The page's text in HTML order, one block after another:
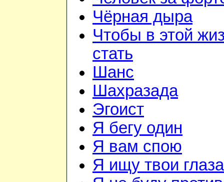
Чёрная дыра
Чтобы в этой
стать
Шанс
Шахразада
Эгоист
Я бегу один
Я вам спою
Я ищу твои глаза